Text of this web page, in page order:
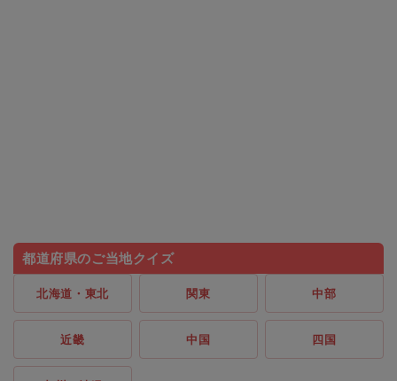
都道府県のご当地クイズ
北海道・東北 関東 中部
近畿 中国 四国